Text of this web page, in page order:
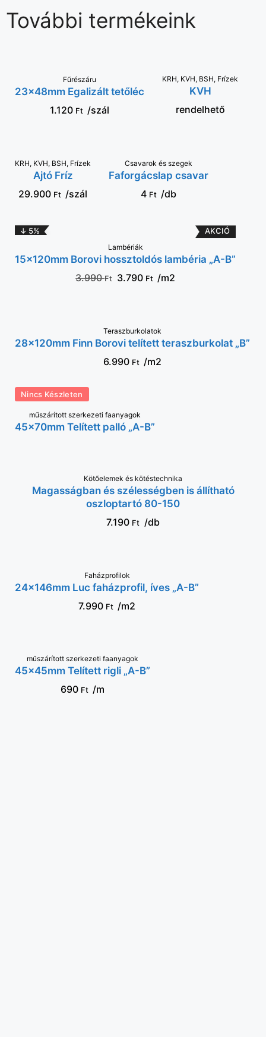
További termékeink
KOSÁRBA
Fűrészáru
23x48mm Egalizált tetőléc
1.120 Ft /szál
KOSÁRBA
KRH, KVH, BSH, Frízek
KVH
rendelhető
KOSÁRBA
KRH, KVH, BSH, Frízek
Ajtó Fríz
29.900 Ft /szál
VÁLASSZ OPCIÓT
Csavarok és szegek
Faforgácslap csavar
4 Ft /db
↓ 5%
KOSÁRBA
Lambériák
15x120mm Borovi hossztoldós lambéria „A-B”
3.990Ft 3.790 Ft /m2
KOSÁRBA
Teraszburkolatok
28×120mm Finn Borovi telített teraszburkolat „B”
6.990 Ft /m2
Nincs Készleten
műszárított szerkezeti faanyagok
45x70mm Telített palló „A-B”
KOSÁRBA
Kötőelemek és kötéstechnika
Magasságban és szélességben is állítható
oszloptartó 80-150
7.190 Ft /db
KOSÁRBA
Faházprofilok
24×146mm Luc faházprofil, íves „A-B”
7.990 Ft /m2
KOSÁRBA
műszárított szerkezeti faanyagok
45x45mm Telített rigli „A-B”
690 Ft /m